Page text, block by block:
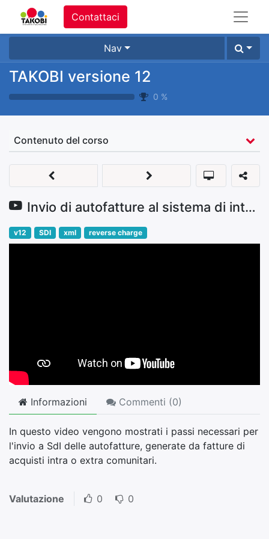
Contattaci
Nav
TAKOBI versione 12
0 %
Contenuto del corso
Invio di autofatture al sistema di interscambio - inversione contabile
v12 SDI xml reverse charge
Informazioni Commenti (0)
In questo video vengono mostrati i passi necessari per
l'invio a SdI delle autofatture, generate da fatture di
acquisti intra o extra comunitari.
Valutazione 0 0